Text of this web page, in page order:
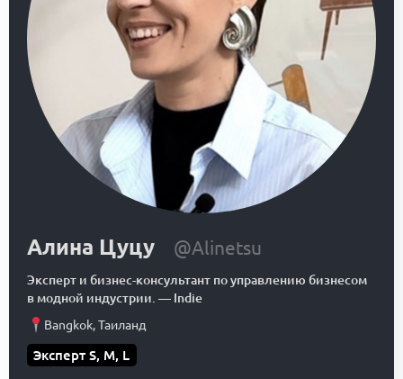
Алина Цуцу @Alinetsu
Эксперт и бизнес-консультант по управлению бизнесом
в модной индустрии. — Indie
Bangkok,Таиланд
Эксперт S, M, L